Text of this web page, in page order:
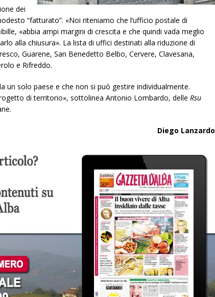
dei
“fatturato”. «Noi riteniamo che l’ufficio postale di
«abbia ampi margini di crescita e che quindi vada meglio
alla chiusura». La lista di uffici destinati alla riduzione di
Guarene, San Benedetto Belbo, Cervere, Clavesana,
e Rifreddo.
un solo paese e che non si può gestire individualmente.
di territorio», sottolinea Antonio Lombardo, delle Rsu
Diego Lanzardo